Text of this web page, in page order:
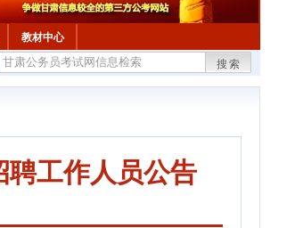
教材中心
搜索
聘工作人员公告